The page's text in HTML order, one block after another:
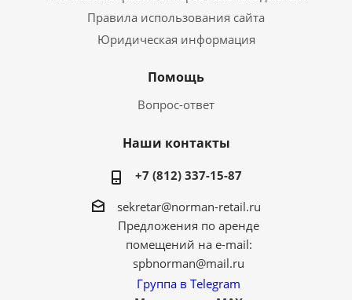
Правила использования сайта
Юридическая информация
Помощь
Вопрос-ответ
Наши контакты
+7 (812) 337-15-87
sekretar@norman-retail.ru
Предложения по аренде
помещений на e-mail:
spbnorman@mail.ru
Группа в Telegram